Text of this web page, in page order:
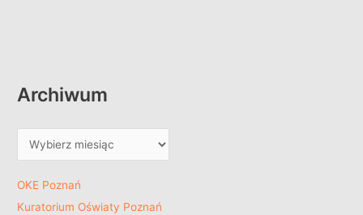
Archiwum
OKE Poznań
Kuratorium Oświaty Poznań